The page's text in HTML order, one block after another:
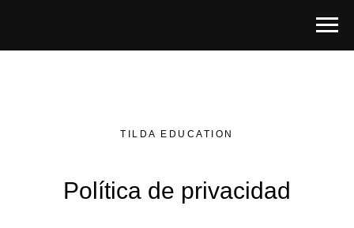
TILDA EDUCATION
Política de privacidad